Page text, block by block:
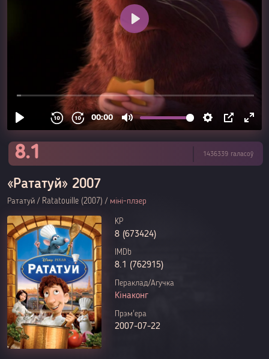
«Рататуй» 2007
Рататуй / Ratatouille (2007) / міні-плэер
8.1 1436339 галасоў
KP
8 (673424)
IMDb
8.1 (762915)
Пераклад/Агучка
Кінаконг
Прэм'ера
2007-07-22